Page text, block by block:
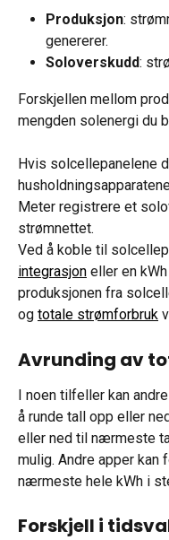
Produksjon:
genererer.
Soloverskudd:
Forskjellen mellom
mengden solenergi du
Hvis solcellepanelene
Meter registrere et
strømnettet.
Ved å koble til
integrasjon eller en
produksjonen fra
og totale strømforbruk
Avrunding av
I noen tilfeller kan
å runde tall opp eller
eller ned til nærmeste
mulig. Andre apper kan
nærmeste hele kWh i
Forskjell i